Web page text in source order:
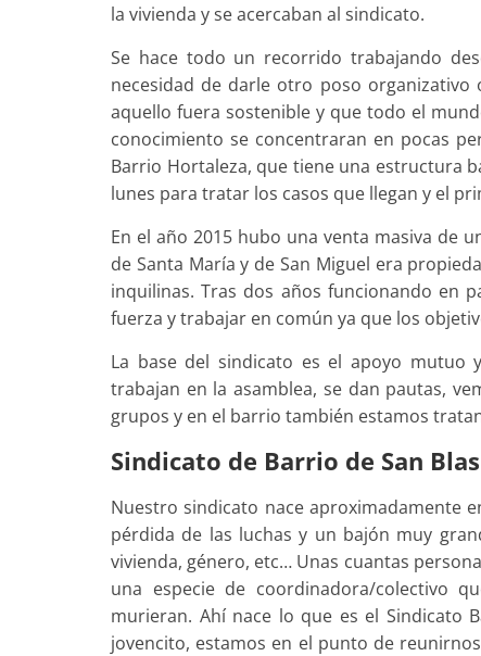
la vivienda y se acercaban al sindicato.
Se hace todo un recorrido trabajando
necesidad de darle otro poso
aquello fuera sostenible y que todo el
conocimiento se concentraran en pocas
Barrio Hortaleza, que tiene una estructura
lunes para tratar los casos que llegan y el
En el año 2015 hubo una venta masiva de
de Santa María y de San Miguel era
inquilinas. Tras dos años funcionando en
fuerza y trabajar en común ya que los
La base del sindicato es el apoyo mutuo
trabajan en la asamblea, se dan pautas,
grupos y en el barrio también estamos
Sindicato de Barrio de San
Nuestro sindicato nace aproximadamente
pérdida de las luchas y un bajón muy
vivienda, género, etc… Unas cuantas
una especie de coordinadora/colectivo
murieran. Ahí nace lo que es el Sindicato
jovencito, estamos en el punto de